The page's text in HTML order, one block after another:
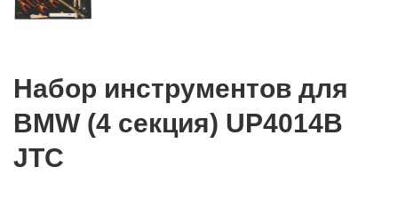
Набор инструментов для
BMW (4 секция) UP4014B
JTC